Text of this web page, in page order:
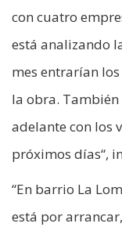
con cuatro
está analizando
mes entrarían
la obra. También
adelante con los
próximos días“,
“En barrio La
está por